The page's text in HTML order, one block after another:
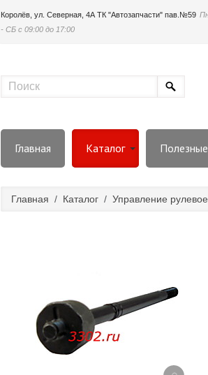
Королёв, ул. Северная, 4А ТК "Автозапчасти" пав.№59
- СБ с 09:00 до 17:00
Главная Каталог
Главная / Каталог / Управление рулевое